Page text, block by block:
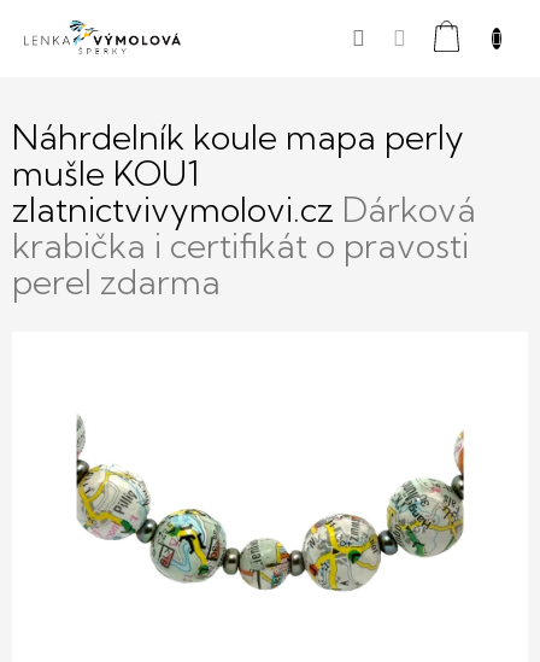
Nákupní
Náhrdelník koule mapa perly
mušle KOU1
zlatnictvivymolovi.cz Dárková
krabička i certifikát o pravosti
perel zdarma